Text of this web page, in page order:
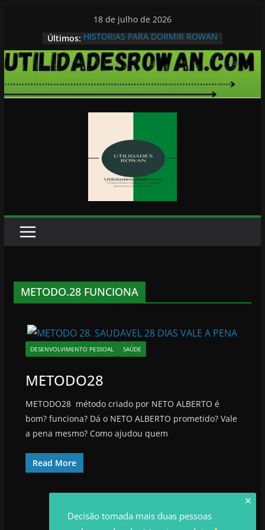
conteúdo
18 de julho de 2026
Últimos: HISTORIAS PARA DORMIR ROWAN
METODO.28 FUNCIONA
DESENVOLVIMENTO PESSOAL SAÚDE
METODO28
METODO28 método criado por NETO ALBERTO é
bom? funciona? Dá o NETO ALBERTO prometido? Vale
a pena mesmo? Como ajudou quem
Read More
✕
Decisão tomada mais duas pessoas